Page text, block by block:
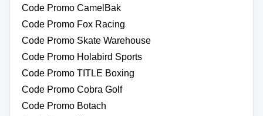
Code Promo CamelBak
Code Promo Fox Racing
Code Promo Skate Warehouse
Code Promo Holabird Sports
Code Promo TITLE Boxing
Code Promo Cobra Golf
Code Promo Botach